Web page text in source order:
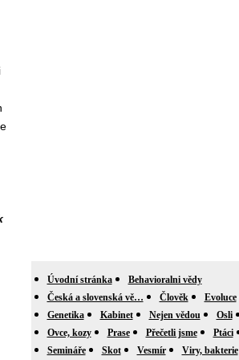
Úvodní stránka
Behavioralni vědy
Česká a slovenská vě…
Člověk Evoluce
Genetika
Kabinet Nejen vědou Osli
Ovce, kozy
Prase Přečetli jsme Ptáci
Semináře
Skot Vesmír
Viry, bakterie